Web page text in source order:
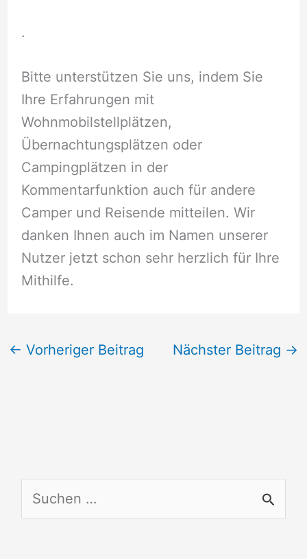
.
Bitte unterstützen Sie uns, indem Sie
Ihre Erfahrungen mit
Wohnmobilstellplätzen,
Übernachtungsplätzen oder
Campingplätzen in der
Kommentarfunktion auch für andere
Camper und Reisende mitteilen. Wir
danken Ihnen auch im Namen unserer
Nutzer jetzt schon sehr herzlich für Ihre
Mithilfe.
← Vorheriger Beitrag Nächster Beitrag →
u